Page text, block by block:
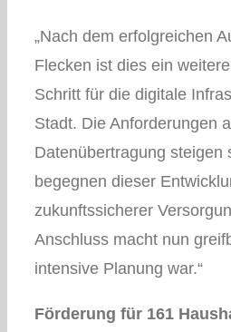
„Nach dem erfolgreichen
Flecken ist dies ein
Schritt für die digitale
Stadt. Die Anforderungen
Datenübertragung steigen
begegnen dieser
zukunftssicherer
Anschluss macht nun
intensive Planung war.“
Förderung für 161